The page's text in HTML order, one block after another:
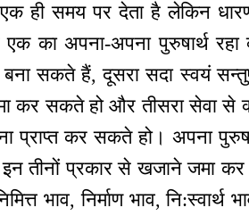
ही समय पर देता है लेकिन
का अपना-अपना पुरुषार्थ
सकते हैं, दूसरा सदा स्वयं
कर सकते हो और तीसरा सेवा से
प्राप्त कर सकते हो। अपना
इन तीनों प्रकार से खजाने जमा
भाव, निर्माण भाव,